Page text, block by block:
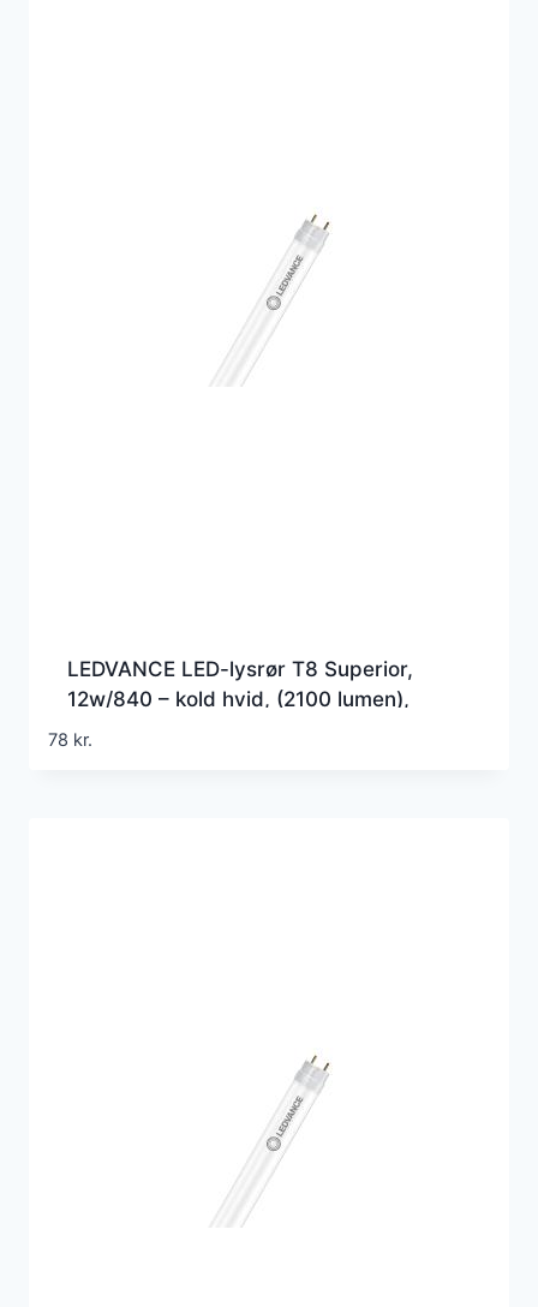
LEDVANCE LED-lysrør T8 Superior,
12w/840 – kold hvid, (2100 lumen),
1200mm, G5 (Erstatter 36w), EM+230v
78 kr.